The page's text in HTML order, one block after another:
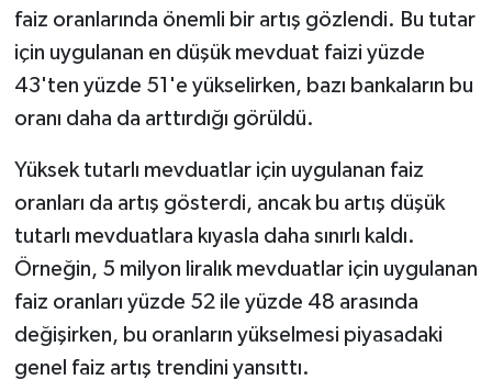
faiz oranlarında önemli bir artış gözlendi. Bu tutar
için uygulanan en düşük mevduat faizi yüzde
43'ten yüzde 51'e yükselirken, bazı bankaların bu
oranı daha da arttırdığı görüldü.
Yüksek tutarlı mevduatlar için uygulanan faiz
oranları da artış gösterdi, ancak bu artış düşük
tutarlı mevduatlara kıyasla daha sınırlı kaldı.
Örneğin, 5 milyon liralık mevduatlar için uygulanan
faiz oranları yüzde 52 ile yüzde 48 arasında
değişirken, bu oranların yükselmesi piyasadaki
genel faiz artış trendini yansıttı.
Türkiye
Yerel
İletişim
Künye